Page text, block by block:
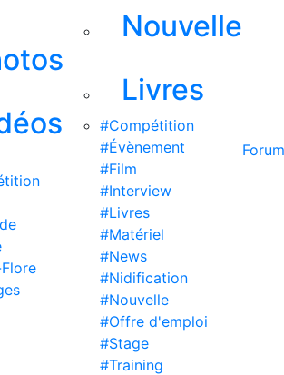
Nouvelle
Livres
#Compétition
#Évènement
#Film
#Interview
#Livres
#Matériel
#News
#Nidification
#Nouvelle
#Offre d'emploi
#Stage
#Training
Forum